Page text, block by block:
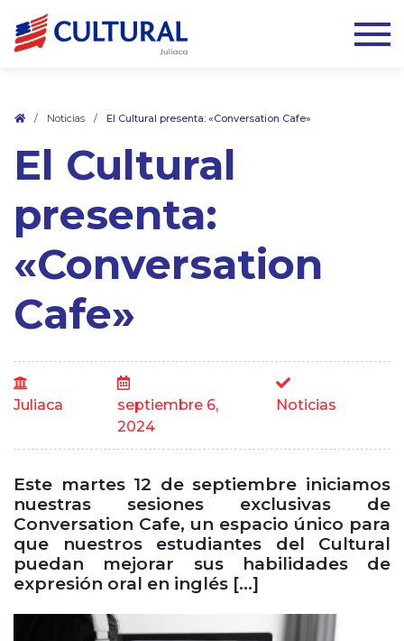
. / Noticias / El Cultural presenta: «Conversation Cafe»
El Cultural
presenta:
«Conversation
Cafe»
Juliaca
septiembre 6,
2024
Noticias
Este martes 12 de septiembre iniciamos
nuestras sesiones exclusivas de
Conversation Cafe, un espacio único para
que nuestros estudiantes del Cultural
puedan mejorar sus habilidades de
expresión oral en inglés […]